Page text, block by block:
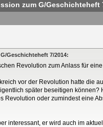
zum G/Geschichteheft
Geschichteheft 7/2014:
Revolution zum Anlass für
vor der Revolution hatte die
später beseitigen können?
Revolution oder zumindest eine
interessant, er wird auch im